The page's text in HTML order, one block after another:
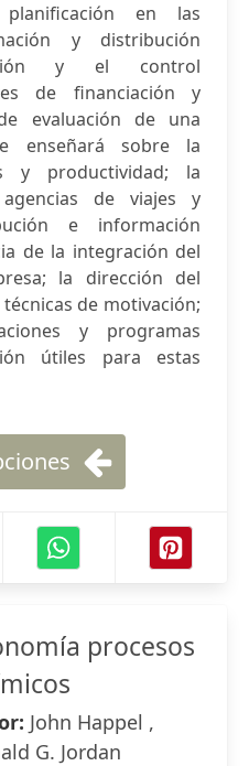
en las
y distribución
y el control
de financiación y
evaluación de una
enseñará sobre la
y productividad; la
de viajes y
e información
de la integración del
la dirección del
de motivación;
y programas
útiles para estas
procesos
John Happel ,
G. Jordan